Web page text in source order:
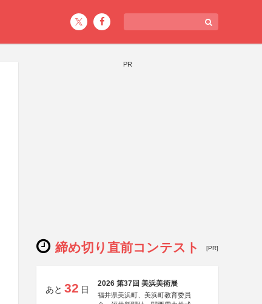
PR
締め切り直前コンテスト [PR]
あと 32 日
2026 第37回 美浜美術展
福井県美浜町、美浜町教育委員